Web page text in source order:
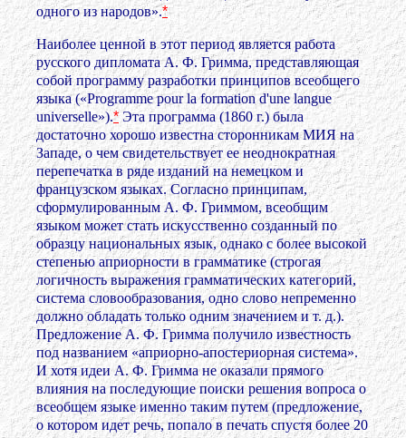
одного из народов».*
Наиболее ценной в этот период является работа
русского дипломата А. Ф. Гримма, представляющая
собой программу разработки принципов всеобщего
языка («Programme pour la formation d'une langue
universelle»).* Эта программа (1860 г.) была
достаточно хорошо известна сторонникам МИЯ на
Западе, о чем свидетельствует ее неоднократная
перепечатка в ряде изданий на немецком и
французском языках. Согласно принципам,
сформулированным А. Ф. Гриммом, всеобщим
языком может стать искусственно созданный по
образцу национальных язык, однако с более высокой
степенью априорности в грамматике (строгая
логичность выражения грамматических категорий,
система словообразования, одно слово непременно
должно обладать только одним значением и т. д.).
Предложение А. Ф. Гримма получило известность
под названием «априорно-апостериорная система».
И хотя идеи А. Ф. Гримма не оказали прямого
влияния на последующие поиски решения вопроса о
всеобщем языке именно таким путем (предложение,
о котором идет речь, попало в печать спустя более 20